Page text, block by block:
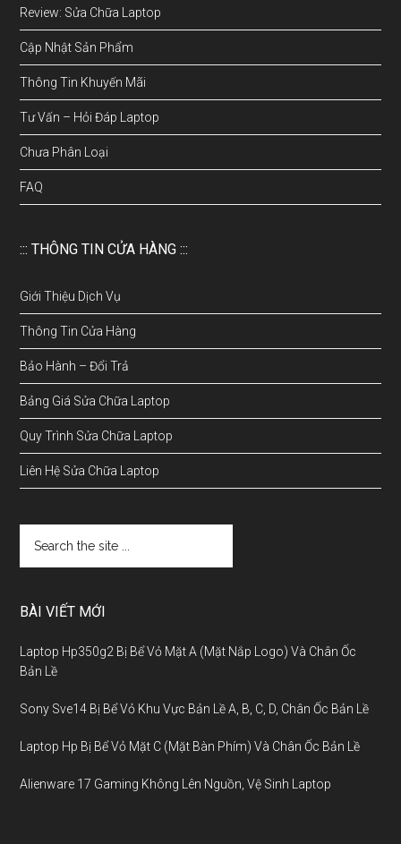
Review: Sửa Chữa Laptop
Cập Nhật Sản Phẩm
Thông Tin Khuyến Mãi
Tư Vấn – Hỏi Đáp Laptop
Chưa Phân Loại
FAQ
::: THÔNG TIN CỬA HÀNG :::
Giới Thiệu Dịch Vụ
Thông Tin Cửa Hàng
Bảo Hành – Đổi Trả
Bảng Giá Sửa Chữa Laptop
Quy Trình Sửa Chữa Laptop
Liên Hệ Sửa Chữa Laptop
BÀI VIẾT MỚI
Laptop Hp350g2 Bị Bể Vỏ Mặt A (Mặt Nắp Logo) Và Chân Ốc
Bản Lề
Sony Sve14 Bị Bể Vỏ Khu Vực Bản Lề A, B, C, D, Chân Ốc Bản Lề
Laptop Hp Bị Bể Vỏ Mặt C (Mặt Bàn Phím) Và Chân Ốc Bản Lề
Alienware 17 Gaming Không Lên Nguồn, Vệ Sinh Laptop